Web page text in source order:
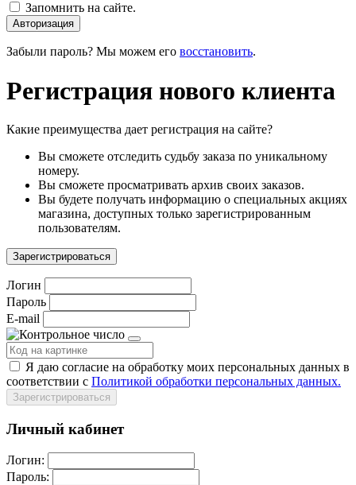
Запомнить на сайте.
Авторизация
Забыли пароль? Мы можем его восстановить.
Регистрация нового клиента
Какие преимущества дает регистрация на сайте?
Вы сможете отследить судьбу заказа по уникальному
номеру.
Вы сможете просматривать архив своих заказов.
Вы будете получать информацию о специальных акциях
магазина, доступных только зарегистрированным
пользователям.
Зарегистрироваться
Логин
Пароль
E-mail
Я даю согласие на обработку моих персональных данных в
соответствии с Политикой обработки персональных данных.
Зарегистрироваться
Личный кабинет
Логин:
Пароль: